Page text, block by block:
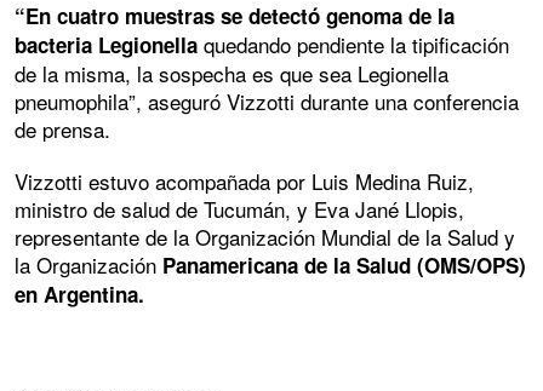
“En cuatro muestras se detectó genoma de la
bacteria Legionella quedando pendiente la tipificación
de la misma, la sospecha es que sea Legionella
pneumophila”, aseguró Vizzotti durante una conferencia
de prensa.
Vizzotti estuvo acompañada por Luis Medina Ruiz,
ministro de salud de Tucumán, y Eva Jané Llopis,
representante de la Organización Mundial de la Salud y
la Organización Panamericana de la Salud (OMS/OPS)
en Argentina.